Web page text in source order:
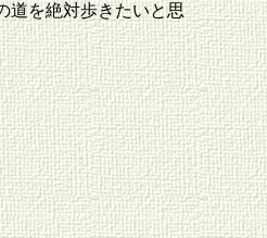
道を絶対歩きたいと思